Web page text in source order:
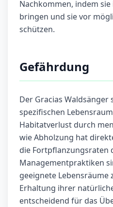
Nachkommen, indem
bringen und sie vor
schützen.
Gefährdung
Der Gracias
spezifischen
Habitatverlust durch
wie Abholzung hat
die Fortpflanzungsraten
Managementpraktiken
geeignete Lebensräume
Erhaltung ihrer
entscheidend für das